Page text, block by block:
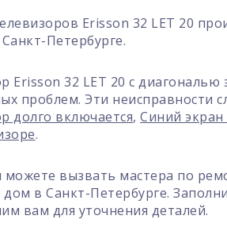
Erisson 32 LET 20
Петербурге.
Erisson 32 LET 20 с
проблем. Эти неисправности
долго включается,Синий экран
.
вызвать мастера по
дом в Санкт-Петербурге.
вам для уточнения деталей.